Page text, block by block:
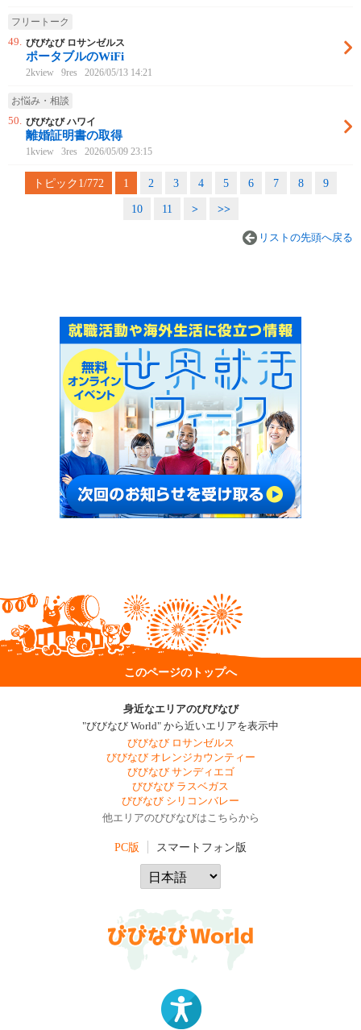
フリートーク
49. びびなび ロサンゼルス
ポータブルのWiFi
2kview 9res 2026/05/13 14:21
お悩み・相談
50. びびなび ハワイ
離婚証明書の取得
1kview 3res 2026/05/09 23:15
トピック1/772 1 2 3 4 5 6 7 8
9
10
11 > >>
リストの先頭へ戻る
このページのトップへ
身近なエリアのびびなび
"びびなび World" から近いエリアを表示中
びびなび ロサンゼルス
びびなび オレンジカウンティー
びびなび サンディエゴ
びびなび ラスベガス
びびなび シリコンバレー
他エリアのびびなびはこちらから
PC版 スマートフォン版